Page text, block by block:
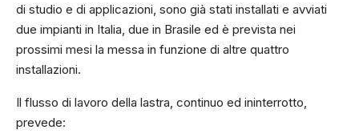
di studio e di applicazioni, sono già stati installati e avviati
due impianti in Italia, due in Brasile ed è prevista nei
prossimi mesi la messa in funzione di altre quattro
installazioni.
Il flusso di lavoro della lastra, continuo ed ininterrotto,
prevede: